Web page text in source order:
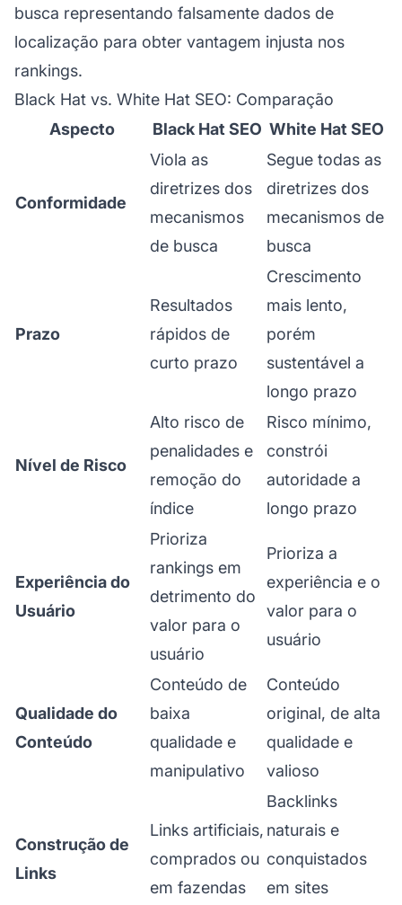
busca representando falsamente dados de
localização para obter vantagem injusta nos
rankings.
Black Hat vs. White Hat SEO: Comparação
Aspecto
Black Hat SEO White Hat SEO
Conformidade
Viola as
diretrizes dos
mecanismos
de busca
Segue todas as
diretrizes dos
mecanismos de
busca
Prazo
Resultados
rápidos de
curto prazo
Crescimento
mais lento,
porém
sustentável a
longo prazo
Nível de Risco
Alto risco de
penalidades e
remoção do
índice
Risco mínimo,
constrói
autoridade a
longo prazo
Experiência do
Usuário
Prioriza
rankings em
detrimento do
valor para o
usuário
Prioriza a
experiência e o
valor para o
usuário
Qualidade do
Conteúdo
Conteúdo de
baixa
qualidade e
manipulativo
Conteúdo
original, de alta
qualidade e
valioso
Construção de
Links
Links artificiais,
comprados ou
em fazendas
Backlinks
naturais e
conquistados
em sites